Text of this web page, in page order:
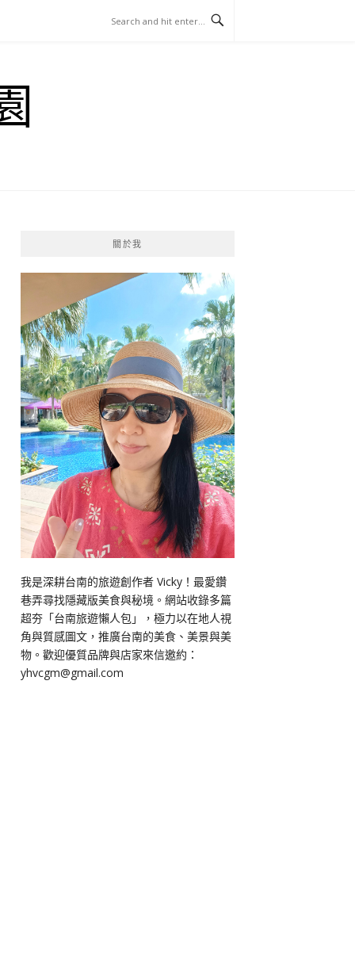
關於我
我是深耕台南的旅遊創作者 Vicky！最愛鑽
巷弄尋找隱藏版美食與秘境。網站收錄多篇
超夯「台南旅遊懶人包」，極力以在地人視
角與質感圖文，推廣台南的美食、美景與美
物。歡迎優質品牌與店家來信邀約：
yhvcgm@gmail.com